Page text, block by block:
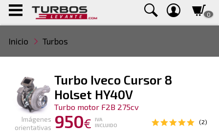
0
Inicio Turbos
Turbo Iveco Cursor 8
Holset HY40V
Turbo motor F2B 275cv
950€
IVA
INCLUIDO
(2)
Imágenes
orientativas